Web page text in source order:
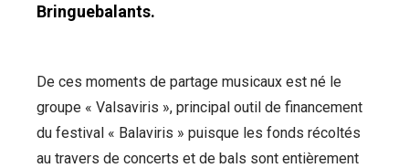
Bringuebalants.
De ces moments de partage musicaux est né le
groupe « Valsaviris », principal outil de financement
du festival « Balaviris » puisque les fonds récoltés
au travers de concerts et de bals sont entièrement